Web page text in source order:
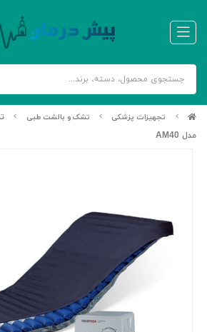
تجهیزات پزشکی تشک و بالشت طبی
مدل AM40